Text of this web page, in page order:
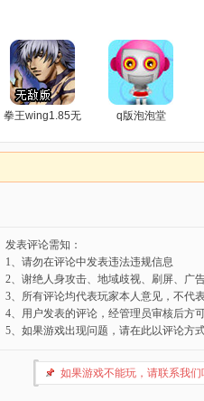
拳王wing1.85无
q版泡泡堂